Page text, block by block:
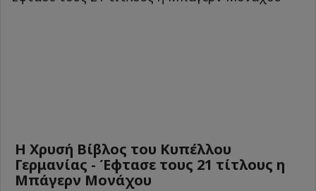
Η Χρυσή Βίβλος του Κυπέλλου
Γερμανίας - Έφτασε τους 21 τίτλους η
Μπάγερν Μονάχου